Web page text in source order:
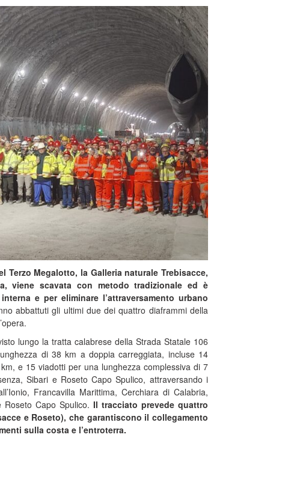
Megalotto, la Galleria naturale Trebisacce,
viene scavata con metodo tradizionale ed è
e per eliminare l’attraversamento urbano
abbattuti gli ultimi due dei quattro diaframmi della
lungo la tratta calabrese della Strada Statale 106
di 38 km a doppia carreggiata, incluse 14
e 15 viadotti per una lunghezza complessiva di 7
Sibari e Roseto Capo Spulico, attraversando i
Francavilla Marittima, Cerchiara di Calabria,
Roseto Capo Spulico. Il tracciato prevede quattro
e Roseto), che garantiscono il collegamento
sulla costa e l’entroterra.